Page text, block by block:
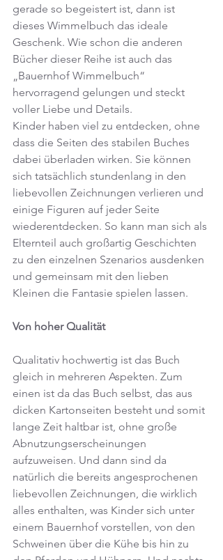
gerade so begeistert ist, dann ist
dieses Wimmelbuch das ideale
Geschenk. Wie schon die anderen
Bücher dieser Reihe ist auch das
„Bauernhof Wimmelbuch“
hervorragend gelungen und steckt
voller Liebe und Details.
Kinder haben viel zu entdecken, ohne
dass die Seiten des stabilen Buches
dabei überladen wirken. Sie können
sich tatsächlich stundenlang in den
liebevollen Zeichnungen verlieren und
einige Figuren auf jeder Seite
wiederentdecken. So kann man sich als
Elternteil auch großartig Geschichten
zu den einzelnen Szenarios ausdenken
und gemeinsam mit den lieben
Kleinen die Fantasie spielen lassen.
Von hoher Qualität
Qualitativ hochwertig ist das Buch
gleich in mehreren Aspekten. Zum
einen ist da das Buch selbst, das aus
dicken Kartonseiten besteht und somit
lange Zeit haltbar ist, ohne große
Abnutzungserscheinungen
aufzuweisen. Und dann sind da
natürlich die bereits angesprochenen
liebevollen Zeichnungen, die wirklich
alles enthalten, was Kinder sich unter
einem Bauernhof vorstellen, von den
Schweinen über die Kühe bis hin zu